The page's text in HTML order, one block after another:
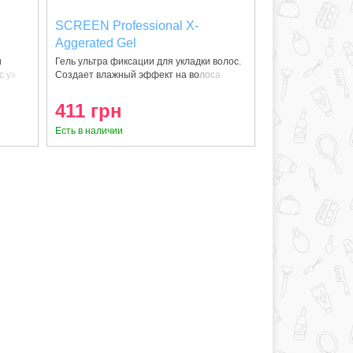
ух
SCREEN Professional X-
Aggerated Gel
Гель ультра фиксации для укладки волос.
Создает влажный эффект на волоса
411 грн
Есть в наличии